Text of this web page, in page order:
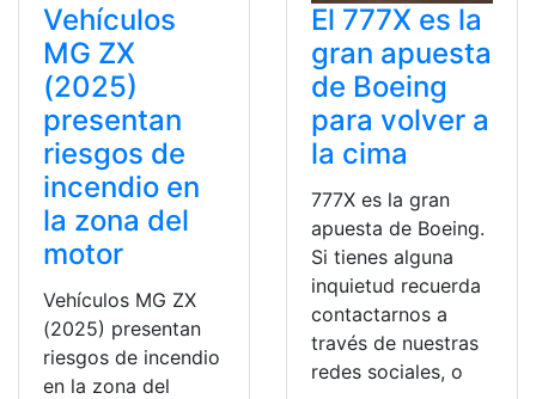
Vehículos
MG ZX
(2025)
presentan
riesgos de
incendio en
la zona del
motor
Vehículos MG ZX
(2025) presentan
riesgos de incendio
en la zona del
El 777X es la
gran apuesta
de Boeing
para volver a
la cima
777X es la gran
apuesta de Boeing.
Si tienes alguna
inquietud recuerda
contactarnos a
través de nuestras
redes sociales, o